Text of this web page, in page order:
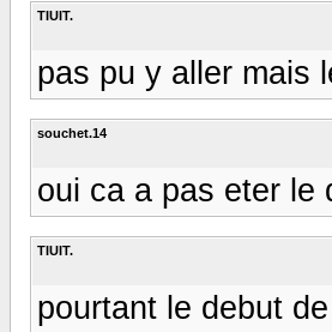
TIUIT.
pas pu y aller mais
souchet.14
oui ca a pas eter le
TIUIT.
pourtant le debut